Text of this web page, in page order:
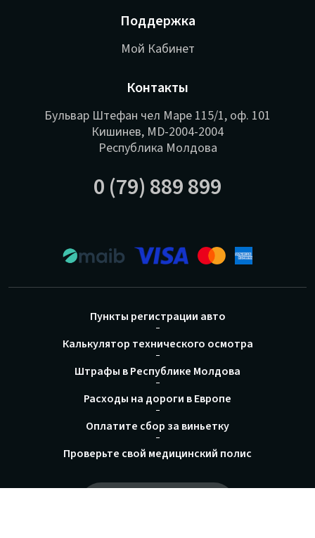
Поддержка
Мой Кабинет
Контакты
Бульвар Штефан чел Маре 115/1, оф. 101
Кишинев, MD-2004-2004
Республика Молдова
0 (79) 889 899
Пункты регистрации авто
Калькулятор технического осмотра
Штрафы в Республике Молдова
Расходы на дороги в Европе
Оплатите сбор за виньетку
Проверьте свой медицинский полис